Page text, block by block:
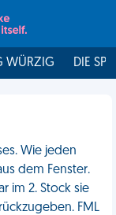
WÜRZIG DIE
Wie jeden
dem Fenster.
im 2. Stock sie
FML